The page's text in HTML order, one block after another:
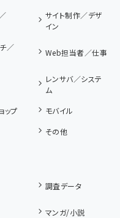
サイト制作／デザ
イン
／
Web担当者／仕事
レンサバ／システ
ム
ップ
モバイル
その他
調査データ
マンガ/小説